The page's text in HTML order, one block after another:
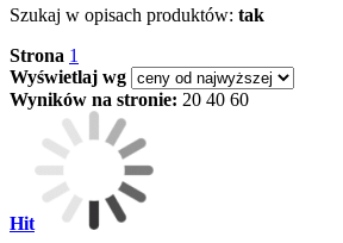
Szukaj w opisach produktów: tak
Strona 1
Wyświetlaj wg
Wyników na stronie: 20 40 60
Hit